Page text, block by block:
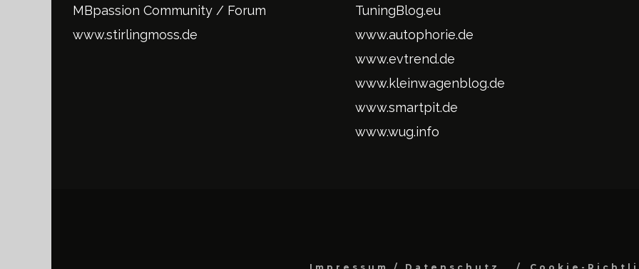
MBpassion Community / Forum
www.stirlingmoss.de
TuningBlog.eu
www.autophorie.de
www.evtrend.de
www.kleinwagenblog.de
www.smartpit.de
www.wug.info